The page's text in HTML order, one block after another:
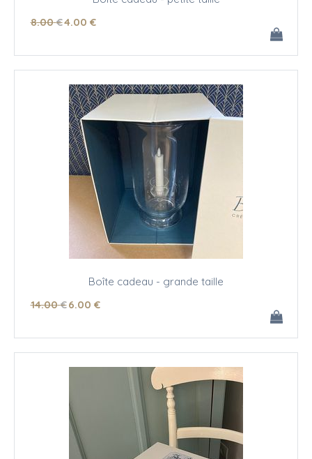
8.00 €4.00 €
Boîte cadeau - grande taille
14.00 €6.00 €